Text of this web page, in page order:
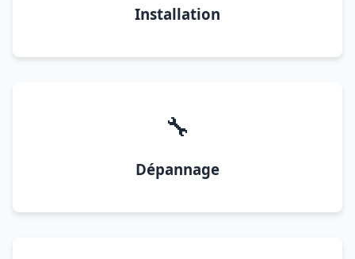
Installation
🔧
Dépannage